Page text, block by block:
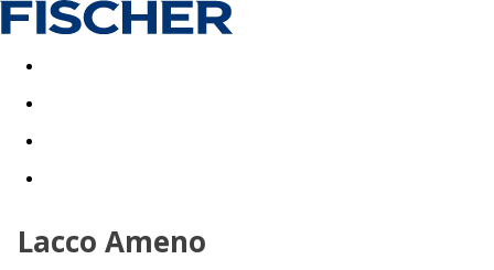
Last minute Dovolenkové kluby
Lacco Ameno